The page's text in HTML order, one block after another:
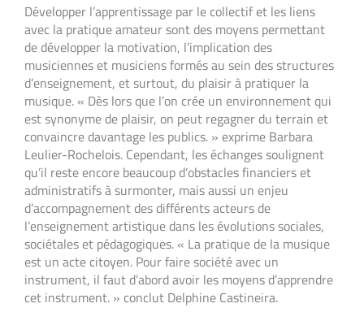
Développer l’apprentissage par le collectif et les liens
avec la pratique amateur sont des moyens permettant
de développer la motivation, l’implication des
musiciennes et musiciens formés au sein des structures
d’enseignement, et surtout, du plaisir à pratiquer la
musique. « Dès lors que l’on crée un environnement qui
est synonyme de plaisir, on peut regagner du terrain et
convaincre davantage les publics. » exprime Barbara
Leulier-Rochelois. Cependant, les échanges soulignent
qu’il reste encore beaucoup d’obstacles financiers et
administratifs à surmonter, mais aussi un enjeu
d’accompagnement des différents acteurs de
l’enseignement artistique dans les évolutions sociales,
sociétales et pédagogiques. « La pratique de la musique
est un acte citoyen. Pour faire société avec un
instrument, il faut d’abord avoir les moyens d’apprendre
cet instrument. » conclut Delphine Castineira.